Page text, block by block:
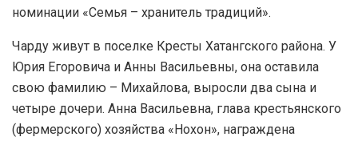
номинации «Семья – хранитель традиций».
Чарду живут в поселке Кресты Хатангского района. У
Юрия Егоровича и Анны Васильевны, она оставила
свою фамилию – Михайлова, выросли два сына и
четыре дочери. Анна Васильевна, глава крестьянского
(фермерского) хозяйства «Нохон», награждена